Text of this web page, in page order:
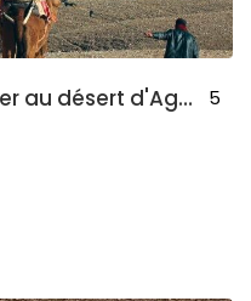
Quad, dromadaire et diner au désert d'Agafay 5